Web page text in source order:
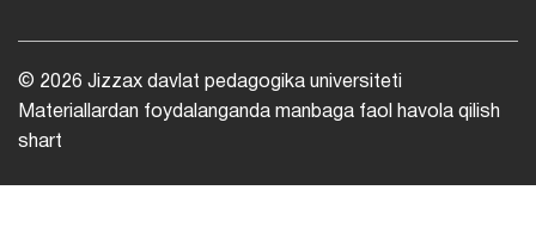
© 2026 Jizzax davlat pedagogika universiteti
Materiallardan foydalanganda manbaga faol havola qilish
shart